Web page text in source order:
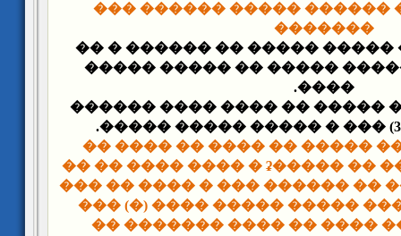
������ ����� ������
�������
- �� ��� 1905� ��� ����� ����� ��
����� ���� ������ �����
����.
- �� ��� 1907� ���� ����� �� ����
���� ����� �� ���� ��
������ �� ������ �� �����ʡ � ���� ���� �� ��
������� ������� �� ������
������� ���� ��� �����
������ ������ ���� ��